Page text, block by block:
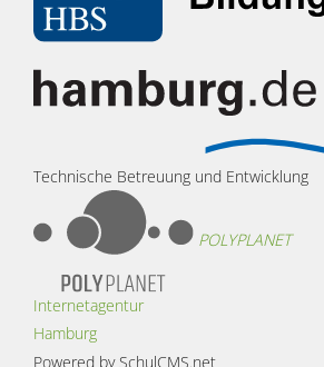
Technische Betreuung und Entwicklung
POLYPLANET
Internetagentur
Hamburg
Powered by SchulCMS.net